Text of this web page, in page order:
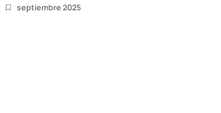
septiembre 2025